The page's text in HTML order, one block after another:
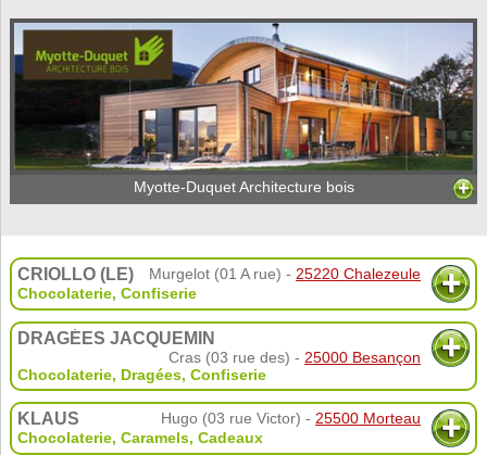
Myotte-Duquet Architecture bois
CRIOLLO (LE) Murgelot (01 A rue) - 25220 Chalezeule
Chocolaterie, Confiserie
DRAGÉES JACQUEMIN
Cras (03 rue des) - 25000 Besançon
Chocolaterie, Dragées, Confiserie
KLAUS Hugo (03 rue Victor) - 25500 Morteau
Chocolaterie, Caramels, Cadeaux